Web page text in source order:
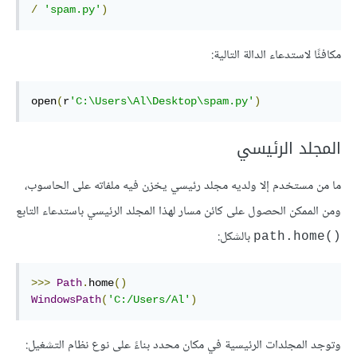
/ 'spam.py' )
مكافئًا لاستدعاء الدالة التالية:
open(r'C:\Users\Al\Desktop\spam.py' )
المجلد الرئيسي
ما من مستخدم إلا ولديه مجلد رئيسي يخزن فيه ملفاته على الحاسوب،
ومن الممكن الحصول على كائن مسار لهذا المجلد الرئيسي باستدعاء التابع
()path.home بالشكل:
>>> Path. home()
WindowsPath( 'C:/Users/Al' )
وتوجد المجلدات الرئيسية في مكان محدد بناءً على نوع نظام التشغيل: